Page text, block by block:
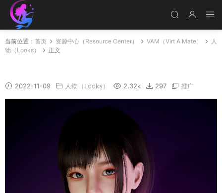
当前位置： 首页 资源中心（Resource Center） VAM（Virt A Mate）
人
物（Looks）
正文
2022-11-09 人物（Looks） 2.32k 297 推广